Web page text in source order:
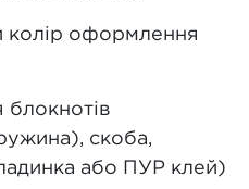
колір оформлення
блокнотів
скоба,
або ПУР клей)